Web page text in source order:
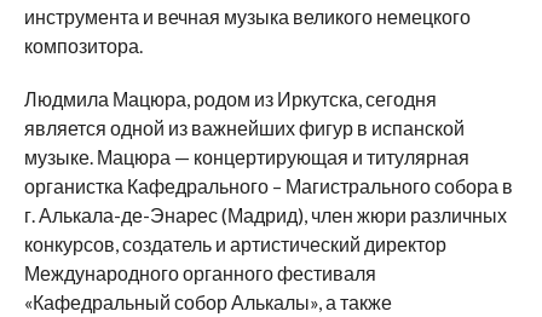
инструмента и вечная музыка великого немецкого
композитора.
Людмила Мацюра, родом из Иркутска, сегодня
является одной из важнейших фигур в испанской
музыке. Мацюра — концертирующая и титулярная
органистка Кафедрального – Магистрального собора в
г. Алькала-де-Энарес (Мадрид), член жюри различных
конкурсов, создатель и артистический директор
Международного органного фестиваля
«Кафедральный собор Алькалы», а также